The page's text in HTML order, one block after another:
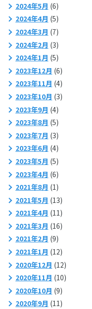
2024年5月 (6)
2024年4月 (5)
2024年3月 (7)
2024年2月 (3)
2024年1月 (5)
2023年12月 (6)
2023年11月 (4)
2023年10月 (3)
2023年9月 (4)
2023年8月 (5)
2023年7月 (3)
2023年6月 (4)
2023年5月 (5)
2023年4月 (6)
2021年8月 (1)
2021年5月 (13)
2021年4月 (11)
2021年3月 (16)
2021年2月 (9)
2021年1月 (12)
2020年12月 (12)
2020年11月 (10)
2020年10月 (9)
2020年9月 (11)